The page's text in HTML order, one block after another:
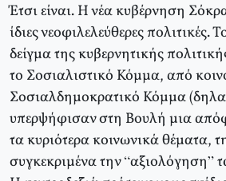
Έτσι είναι. Η νέα κυβέρνηση
ίδιες νεοφιλελεύθερες
δείγμα της κυβερνητικής
το Σοσιαλιστικό Κόμμα, από
Σοσιαλδημοκρατικό Κόμμα
υπερψήφισαν στη Βουλή μια
τα κυριότερα κοινωνικά θέματα,
συγκεκριμένα την “αξιολόγηση”